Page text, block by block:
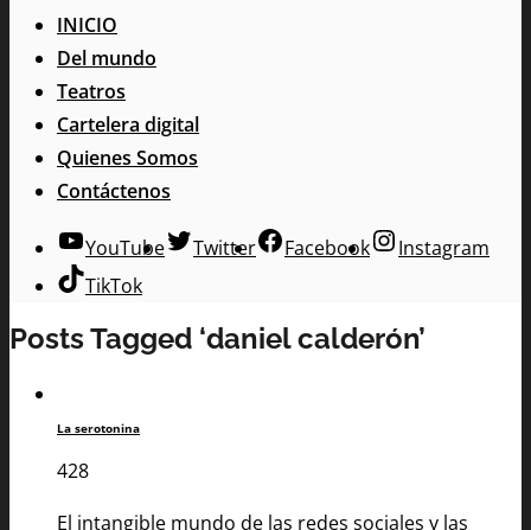
INICIO
Del mundo
Teatros
Cartelera digital
Quienes Somos
Contáctenos
YouTube Twitter Facebook
Instagram
TikTok
Posts Tagged ‘daniel calderón’
La serotonina
428
El intangible mundo de las redes sociales y las